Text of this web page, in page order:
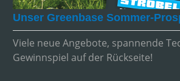
Unser Greenbase Sommer-
Viele neue Angebote, spannende
Gewinnspiel auf der Rückseite!